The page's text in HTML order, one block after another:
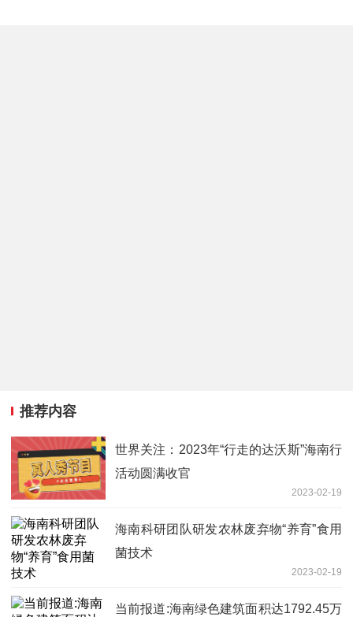
推荐内容
世界关注：2023年“行走的达沃斯”海南行
活动圆满收官
2023-02-19
海南科研团队研发农林废弃物“养育”食用
菌技术
2023-02-19
当前报道:海南绿色建筑面积达1792.45万